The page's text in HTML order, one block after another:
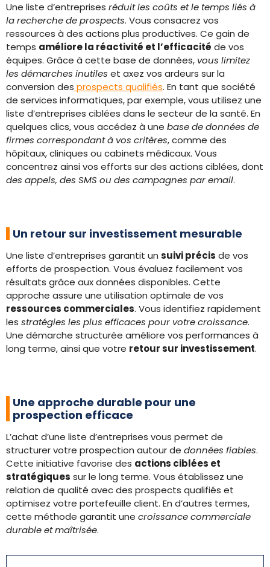
Une liste d’entreprises réduit les coûts et le temps liés à
la recherche de prospects. Vous consacrez vos
ressources à des actions plus productives. Ce gain de
temps améliore la réactivité et l’efficacité de vos
équipes. Grâce à cette base de données, vous limitez
les démarches inutiles et axez vos ardeurs sur la
conversion des prospects qualifiés. En tant que société
de services informatiques, par exemple, vous utilisez une
liste d’entreprises ciblées dans le secteur de la santé. En
quelques clics, vous accédez à une base de données de
firmes correspondant à vos critères, comme des
hôpitaux, cliniques ou cabinets médicaux. Vous
concentrez ainsi vos efforts sur des actions ciblées, dont
des appels, des SMS ou des campagnes par email.
Un retour sur investissement mesurable
Une liste d’entreprises garantit un suivi précis de vos
efforts de prospection. Vous évaluez facilement vos
résultats grâce aux données disponibles. Cette
approche assure une utilisation optimale de vos
ressources commerciales. Vous identifiez rapidement
les stratégies les plus efficaces pour votre croissance.
Une démarche structurée améliore vos performances à
long terme, ainsi que votre retour sur investissement.
Une approche durable pour une
prospection efficace
L’achat d’une liste d’entreprises vous permet de
structurer votre prospection autour de données fiables.
Cette initiative favorise des actions ciblées et
stratégiques sur le long terme. Vous établissez une
relation de qualité avec des prospects qualifiés et
optimisez votre portefeuille client. En d’autres termes,
cette méthode garantit une croissance commerciale
durable et maîtrisée.